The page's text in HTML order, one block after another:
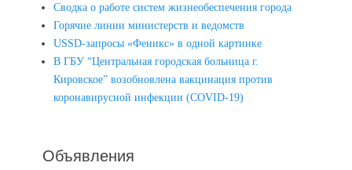
Сводка о работе систем жизнеобеспечения города
Горячие линии министерств и ведомств
USSD-запросы «Феникс» в одной картинке
В ГБУ “Центральная городская больница г.
Кировское” возобновлена вакцинация против
коронавирусной инфекции (COVID-19)
Объявления